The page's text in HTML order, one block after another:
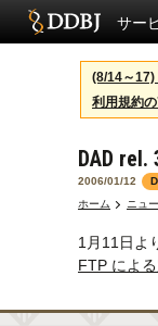
サー
(8/14～17)
利用規約
DAD
2006/01/12
ホーム
ニュ
1月11日よ
FTP によ